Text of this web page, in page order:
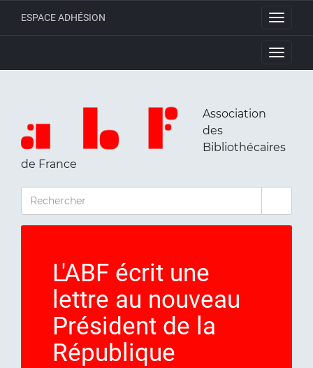
Toggle
ESPACE ADHÉSION
Toggle
Association
des
Bibliothécaires
de France
RECHERCHER
L'ABF écrit une
lettre au nouveau
Président de la
République